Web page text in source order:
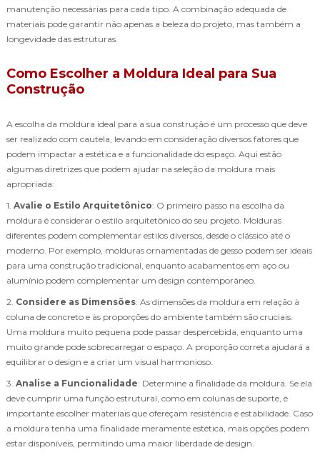
manutenção necessárias para cada tipo. A combinação adequada de
materiais pode garantir não apenas a beleza do projeto, mas também a
longevidade das estruturas.
Como Escolher a Moldura Ideal para Sua
Construção
A escolha da moldura ideal para a sua construção é um processo que deve
ser realizado com cautela, levando em consideração diversos fatores que
podem impactar a estética e a funcionalidade do espaço. Aqui estão
algumas diretrizes que podem ajudar na seleção da moldura mais
apropriada:
1. Avalie o Estilo Arquitetônico: O primeiro passo na escolha da
moldura é considerar o estilo arquitetônico do seu projeto. Molduras
diferentes podem complementar estilos diversos, desde o clássico até o
moderno. Por exemplo, molduras ornamentadas de gesso podem ser ideais
para uma construção tradicional, enquanto acabamentos em aço ou
alumínio podem complementar um design contemporâneo.
2. Considere as Dimensões: As dimensões da moldura em relação à
coluna de concreto e às proporções do ambiente também são cruciais.
Uma moldura muito pequena pode passar despercebida, enquanto uma
muito grande pode sobrecarregar o espaço. A proporção correta ajudará a
equilibrar o design e a criar um visual harmonioso.
3. Analise a Funcionalidade: Determine a finalidade da moldura. Se ela
deve cumprir uma função estrutural, como em colunas de suporte, é
importante escolher materiais que ofereçam resistência e estabilidade. Caso
a moldura tenha uma finalidade meramente estética, mais opções podem
estar disponíveis, permitindo uma maior liberdade de design.